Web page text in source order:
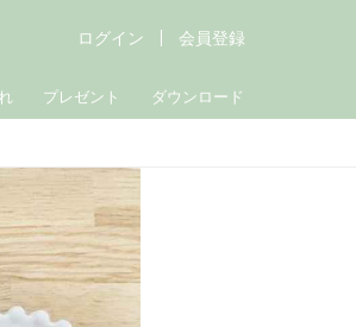
プレゼント ダウンロード
ログイン 会員登録